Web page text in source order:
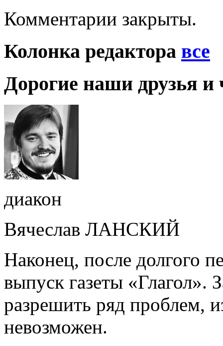
Комментарии закрыты.
Колонка редактора все
Дорогие наши друзья и
диакон
Вячеслав ЛАНСКИЙ
Наконец, после долгого
выпуск газеты «Глагол».
разрешить ряд проблем,
невозможен.